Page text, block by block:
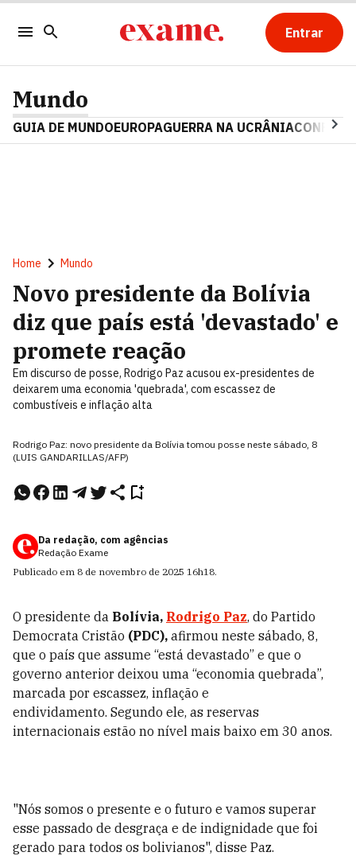
Entrar
Mundo
GUIA DE MUNDOEUROPAGUERRA NA UCRÂNIA
Home Mundo
Novo presidente da Bolívia
diz que país está 'devastado' e
promete reação
Em discurso de posse, Rodrigo Paz acusou ex-presidentes de
deixarem uma economia 'quebrada', com escassez de
combustíveis e inflação alta
Rodrigo Paz: novo presidente da Bolívia tomou posse neste sábado, 8
(LUIS GANDARILLAS/AFP)
Da redação, com agências
Redação Exame
Publicado em 8 de novembro de 2025 16h18.
O presidente da Bolívia, Rodrigo Paz, do Partido
Democrata Cristão (PDC), afirmou neste sábado, 8,
que o país que assume “está devastado” e que o
governo anterior deixou uma “economia quebrada”,
marcada por escassez, inflação e
endividamento. Segundo ele, as reservas
internacionais estão no nível mais baixo em 30 anos.
"Nós somos o presente e o futuro e vamos superar
esse passado de desgraça e de indignidade que foi
gerado para todos os bolivianos", disse Paz.